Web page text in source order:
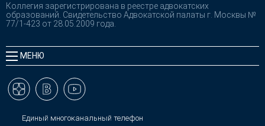
Коллегия зарегистрирована в реестре адвокатских
образований. Свидетельство Адвокатской палаты г. Москвы №
77/1-423 от 28.05.2009 года.
МЕНЮ
Единый многоканальный телефон